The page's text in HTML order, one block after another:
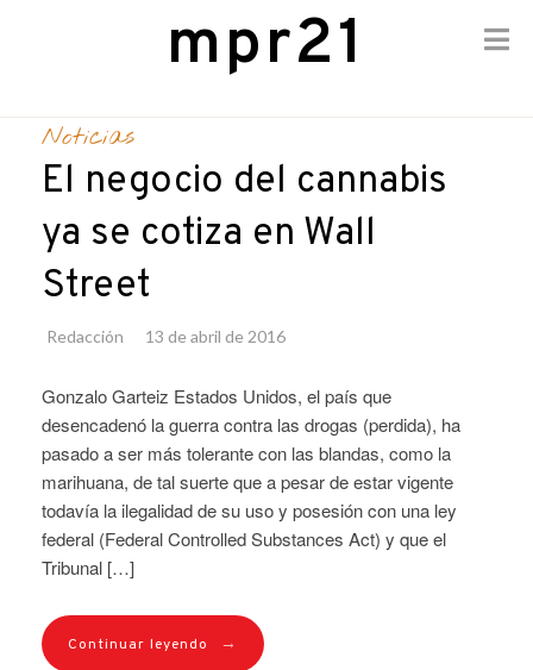
content
mpr21
Noticias
El negocio del cannabis
ya se cotiza en Wall
Street
Redacción 13 de abril de 2016
Gonzalo Garteiz Estados Unidos, el país que
desencadenó la guerra contra las drogas (perdida), ha
pasado a ser más tolerante con las blandas, como la
marihuana, de tal suerte que a pesar de estar vigente
todavía la ilegalidad de su uso y posesión con una ley
federal (Federal Controlled Substances Act) y que el
Tribunal […]
Continuar leyendo →